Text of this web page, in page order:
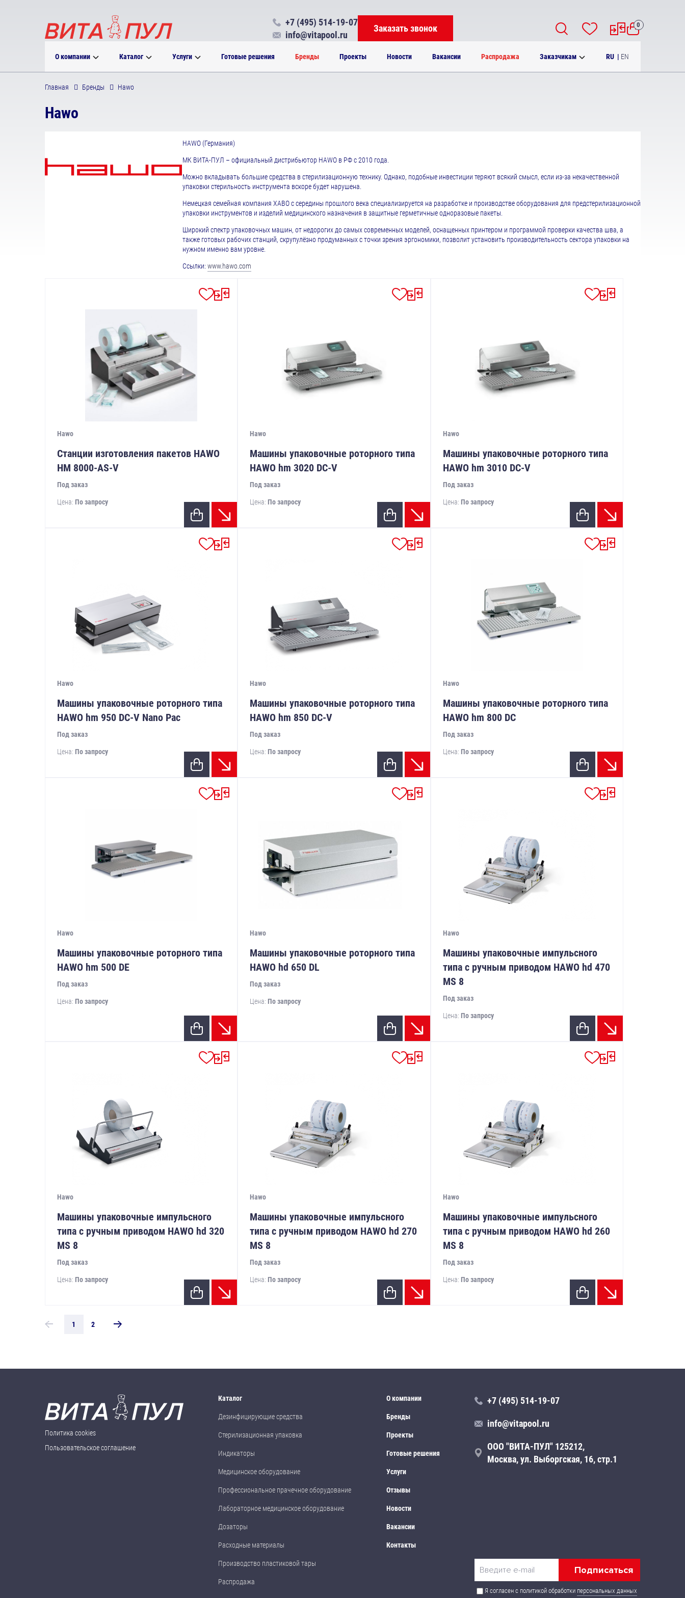
О компании Каталог Услуги Готовые решения Бренды Проекты Новости Вакансии Распродажа Заказчикам RU | EN
+7 (495) 514-19-07
info@vitapool.ru
Заказать звонок 0
Главная Бренды Hawo
Hawo
HAWO (Германия)
МК ВИТА-ПУЛ – официальный дистрибьютор HAWO в РФ с 2010 года.
Можно вкладывать большие средства в стерилизационную технику. Однако, подобные инвестиции теряют всякий смысл, если из-за некачественной
упаковки стерильность инструмента вскоре будет нарушена.
Немецкая семейная компания ХАВО с середины прошлого века специализируется на разработке и производстве оборудования для предстерилизационной
упаковки инструментов и изделий медицинского назначения в защитные герметичные одноразовые пакеты.
Широкий спектр упаковочных машин, от недорогих до самых современных моделей, оснащенных принтером и программой проверки качества шва, а
также готовых рабочих станций, скрупулёзно продуманных с точки зрения эргономики, позволит установить производительность сектора упаковки на
нужном именно вам уровне.
Ссылки: www.hawo.com
Hawo
Станции изготовления пакетов HAWO
HM 8000-AS-V
Под заказ
Цена: По запросу
Hawo
Машины упаковочные роторного типа
HAWO hm 3020 DC-V
Под заказ
Цена:По запросу
Hawo
Машины упаковочные роторного типа
HAWO hm 3010 DC-V
Под заказ
Цена: По запросу
Hawo
Машины упаковочные роторного типа
HAWO hm 950 DC-V Nano Pac
Под заказ
Цена: По запросу
Hawo
Машины упаковочные роторного типа
HAWO hm 850 DC-V
Под заказ
Цена:По запросу
Hawo
Машины упаковочные роторного типа
HAWO hm 800 DC
Под заказ
Цена: По запросу
Hawo
Машины упаковочные роторного типа
HAWO hm 500 DE
Под заказ
Цена: По запросу
Hawo
Машины упаковочные роторного типа
HAWO hd 650 DL
Под заказ
Цена:По запросу
Hawo
Машины упаковочные импульсного
типа с ручным приводом HAWO hd 470
MS 8
Под заказ
Цена: По запросу
Hawo
Машины упаковочные импульсного
типа с ручным приводом HAWO hd 320
MS 8
Под заказ
Цена: По запросу
Hawo
Машины упаковочные импульсного
типа с ручным приводом HAWO hd 270
MS 8
Под заказ
Цена:По запросу
Hawo
Машины упаковочные импульсного
типа с ручным приводом HAWO hd 260
MS 8
Под заказ
Цена: По запросу
1 2
Политика cookies
Пользовательское соглашение
Каталог
Дезинфицирующие средства
Стерилизационная упаковка
Индикаторы
Медицинское оборудование
Профессиональное прачечное оборудование
Лабораторное медицинское оборудование
Дозаторы
Расходные материалы
Производство пластиковой тары
Распродажа
О компании
Бренды
Проекты
Готовые решения
Услуги
Отзывы
Новости
Вакансии
Контакты
+7 (495) 514-19-07
info@vitapool.ru
ООО "ВИТА-ПУЛ" 125212,
Москва, ул. Выборгская, 16, стр.1
Я согласен с политикой обработки персональных данных